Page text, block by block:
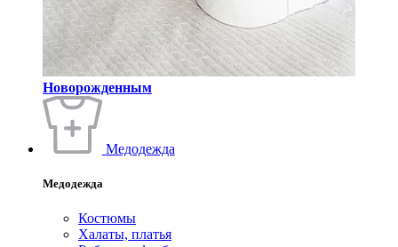
Новорожденным
Медодежда
Медодежда
Костюмы
Халаты, платья